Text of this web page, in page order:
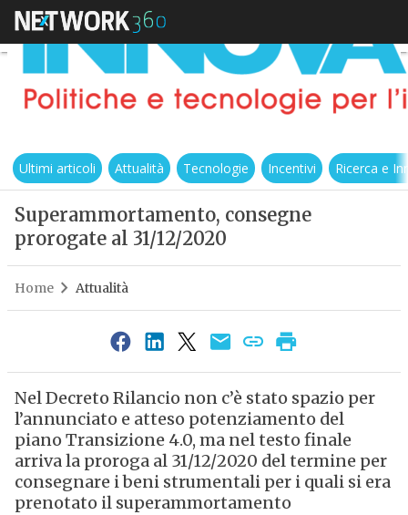
Ultimi articoli Attualità Tecnologie Incentivi Ricerca e
Superammortamento, consegne
prorogate al 31/12/2020
Home Attualità
Nel Decreto Rilancio non c’è stato spazio per
l’annunciato e atteso potenziamento del
piano Transizione 4.0, ma nel testo finale
arriva la proroga al 31/12/2020 del termine per
consegnare i beni strumentali per i quali si era
prenotato il superammortamento